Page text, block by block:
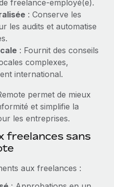
sociaux
et Gestion des
d'aider les entreprises de
et payer...
55 employés
à Remote
en matière de
encourage les...
freelance-employé(e).
: Conserve les
les audits et automatise
: Fournit des conseils
complexes,
international.
permet de mieux
et simplifie la
les entreprises.
freelances sans
aux freelances :